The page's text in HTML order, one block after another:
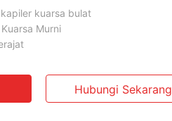
kuarsa bulat
Murni
Hubungi Sekarang